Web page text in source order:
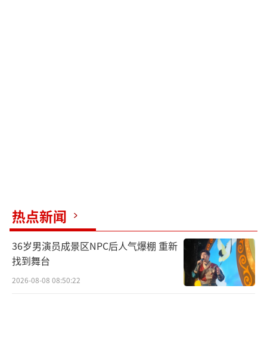
热点新闻
36岁男演员成景区NPC后人气爆棚 重新
找到舞台
2026-08-08 08:50:22